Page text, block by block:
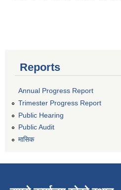
Reports
Annual Progress Report
Trimester Progress Report
Public Hearing
Public Audit
मासिक